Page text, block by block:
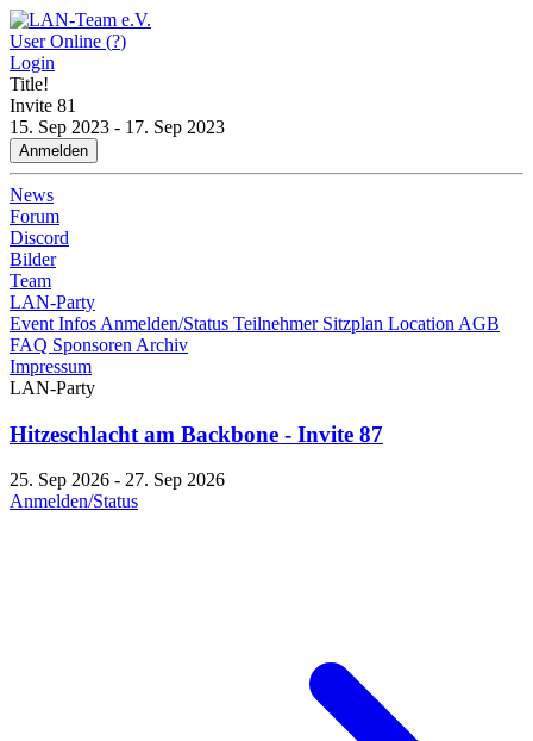
User Online (?)
Login
Title!
Invite 81
15. Sep 2023 - 17. Sep 2023
Anmelden
News
Forum
Discord
Bilder
Team
LAN-Party
Event Infos Anmelden/Status Teilnehmer Sitzplan Location AGB
FAQ Sponsoren Archiv
Impressum
LAN-Party
Hitzeschlacht am Backbone - Invite 87
25. Sep 2026 - 27. Sep 2026
Anmelden/Status